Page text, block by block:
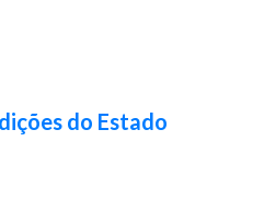
do Estado